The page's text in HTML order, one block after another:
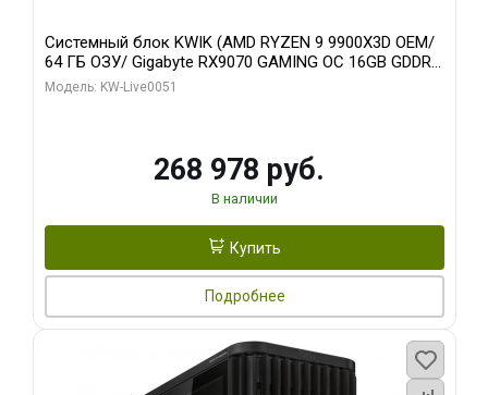
Системный блок KWIK (AMD RYZEN 9 9900X3D OEM/
64 ГБ ОЗУ/ Gigabyte RX9070 GAMING OC 16GB GDDR6
256bit 2xDP 2xH/ 960 ГБ SSD)
Модель: KW-Live0051
268 978 руб.
В наличии
Купить
Подробнее